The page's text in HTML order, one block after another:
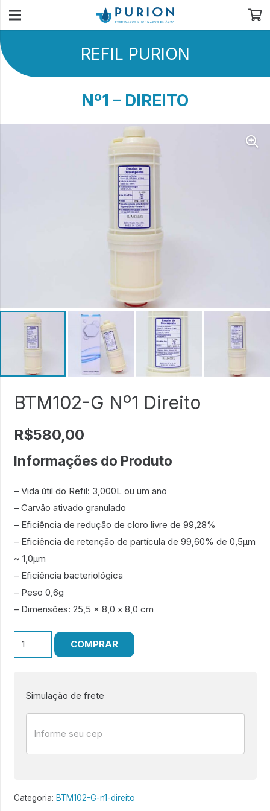
REFIL PURION
Nº1 – DIREITO
BTM102-G Nº1 Direito
R$580,00
Informações do Produto
– Vida útil do Refil: 3,000L ou um ano
– Carvão ativado granulado
– Eficiência de redução de cloro livre de 99,28%
– Eficiência de retenção de partícula de 99,60% de 0,5µm
~ 1,0µm
– Eficiência bacteriológica
– Peso 0,6g
– Dimensões: 25,5 x 8,0 x 8,0 cm
BTM102-
G
Direito
COMPRAR
Simulação de frete
Categoria: BTM102-G-n1-direito